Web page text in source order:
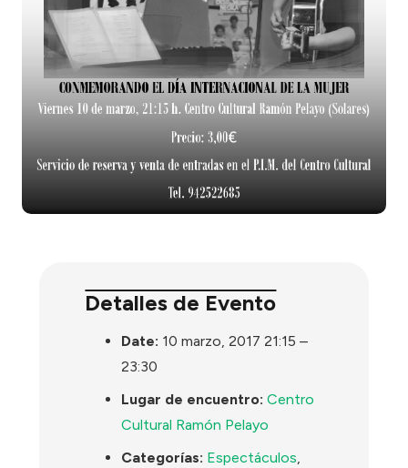
Detalles de Evento
Date: 10 marzo, 2017 21:15 –
23:30
Lugar de encuentro: Centro
Cultural Ramón Pelayo
Categorías: Espectáculos,